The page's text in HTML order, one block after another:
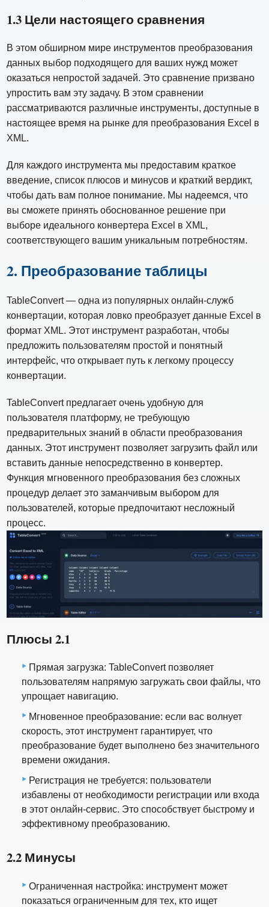
1.3 Цели настоящего сравнения
В этом обширном мире инструментов преобразования
данных выбор подходящего для ваших нужд может
оказаться непростой задачей. Это сравнение призвано
упростить вам эту задачу. В этом сравнении
рассматриваются различные инструменты, доступные в
настоящее время на рынке для преобразования Excel в
XML.
Для каждого инструмента мы предоставим краткое
введение, список плюсов и минусов и краткий вердикт,
чтобы дать вам полное понимание. Мы надеемся, что
вы сможете принять обоснованное решение при
выборе идеального конвертера Excel в XML,
соответствующего вашим уникальным потребностям.
2. Преобразование таблицы
TableConvert — одна из популярных онлайн-служб
конвертации, которая ловко преобразует данные Excel в
формат XML. Этот инструмент разработан, чтобы
предложить пользователям простой и понятный
интерфейс, что открывает путь к легкому процессу
конвертации.
TableConvert предлагает очень удобную для
пользователя платформу, не требующую
предварительных знаний в области преобразования
данных. Этот инструмент позволяет загрузить файл или
вставить данные непосредственно в конвертер.
Функция мгновенного преобразования без сложных
процедур делает это заманчивым выбором для
пользователей, которые предпочитают несложный
процесс.
Плюсы 2.1
Прямая загрузка: TableConvert позволяет
пользователям напрямую загружать свои файлы, что
упрощает навигацию.
Мгновенное преобразование: если вас волнует
скорость, этот инструмент гарантирует, что
преобразование будет выполнено без значительного
времени ожидания.
Регистрация не требуется: пользователи
избавлены от необходимости регистрации или входа
в этот онлайн-сервис. Это способствует быстрому и
эффективному преобразованию.
2.2 Минусы
Ограниченная настройка: инструмент может
показаться ограниченным для тех, кто ищет